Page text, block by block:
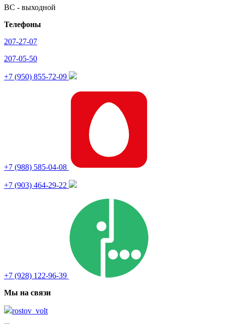
ВС - выходной
Телефоны
207-27-07
207-05-50
+7 (950) 855-72-09
+7 (988) 585-04-08
+7 (903) 464-29-22
+7 (928) 122-96-39
Мы на связи
rostov_volt